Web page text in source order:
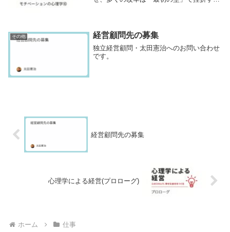
きな目標が掲...
その他 経営顧問先の募集
独立経営顧問・太田憲治へのお問い合わせ
です。
経営顧問先の募集
心理学による経営(プロローグ)
ホーム 仕事